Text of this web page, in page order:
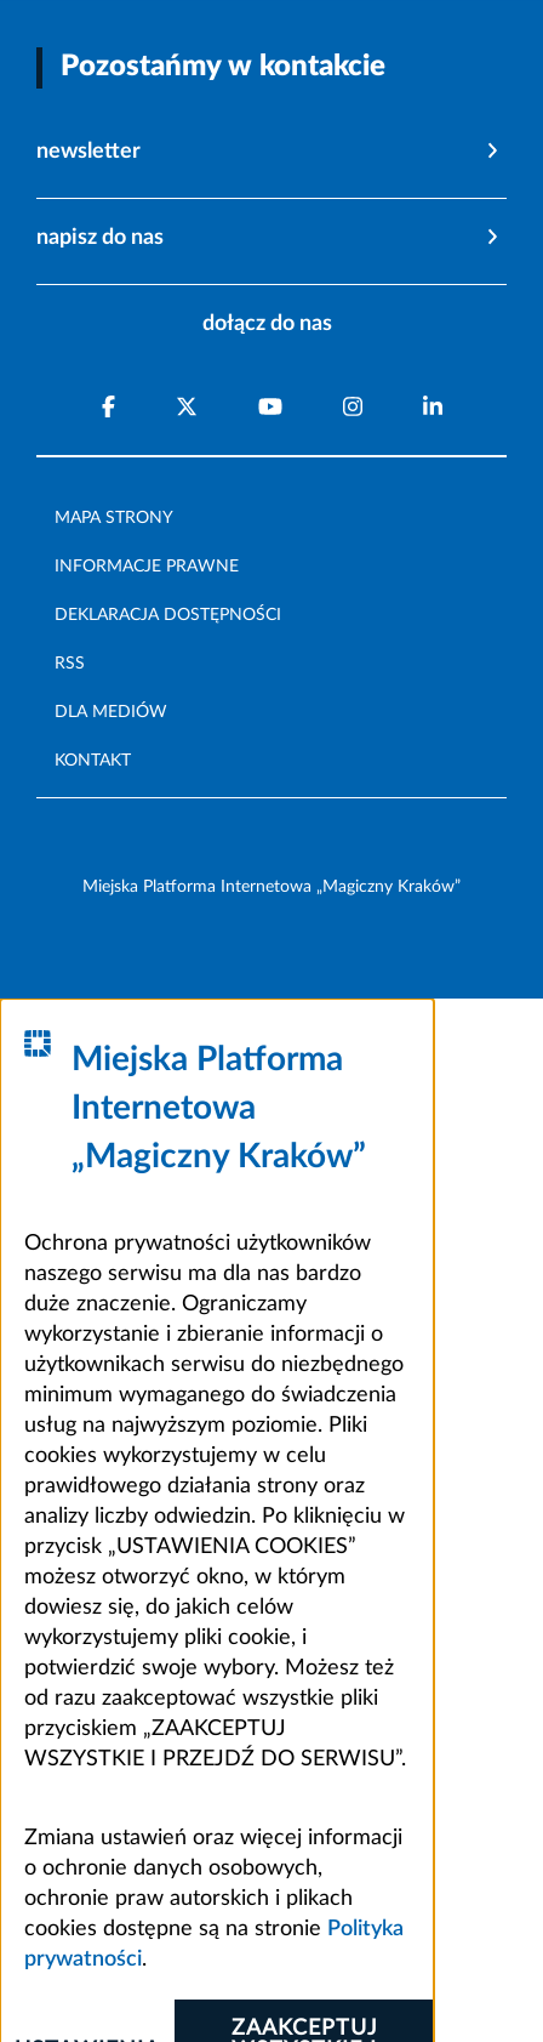
Pozostańmy w kontakcie
newsletter
napisz do nas
dołącz do nas
MAPA STRONY
INFORMACJE PRAWNE
DEKLARACJA DOSTĘPNOŚCI
RSS
DLA MEDIÓW
KONTAKT
Miejska Platforma Internetowa „Magiczny Kraków”
Miejska Platforma
Internetowa
„Magiczny Kraków”
Ochrona prywatności użytkowników
naszego serwisu ma dla nas bardzo
duże znaczenie. Ograniczamy
wykorzystanie i zbieranie informacji o
użytkownikach serwisu do niezbędnego
minimum wymaganego do świadczenia
usług na najwyższym poziomie. Pliki
cookies wykorzystujemy w celu
prawidłowego działania strony oraz
analizy liczby odwiedzin. Po kliknięciu w
przycisk „USTAWIENIA COOKIES”
możesz otworzyć okno, w którym
dowiesz się, do jakich celów
wykorzystujemy pliki cookie, i
potwierdzić swoje wybory. Możesz też
od razu zaakceptować wszystkie pliki
przyciskiem „ZAAKCEPTUJ
WSZYSTKIE I PRZEJDŹ DO SERWISU”.
Zmiana ustawień oraz więcej informacji
o ochronie danych osobowych,
ochronie praw autorskich i plikach
cookies dostępne są na stronie Polityka
prywatności.
ZAAKCEPTUJ